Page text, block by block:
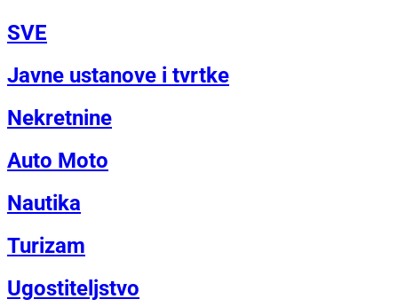
SVE
Javne ustanove i tvrtke
Nekretnine
Auto Moto
Nautika
Turizam
Ugostiteljstvo